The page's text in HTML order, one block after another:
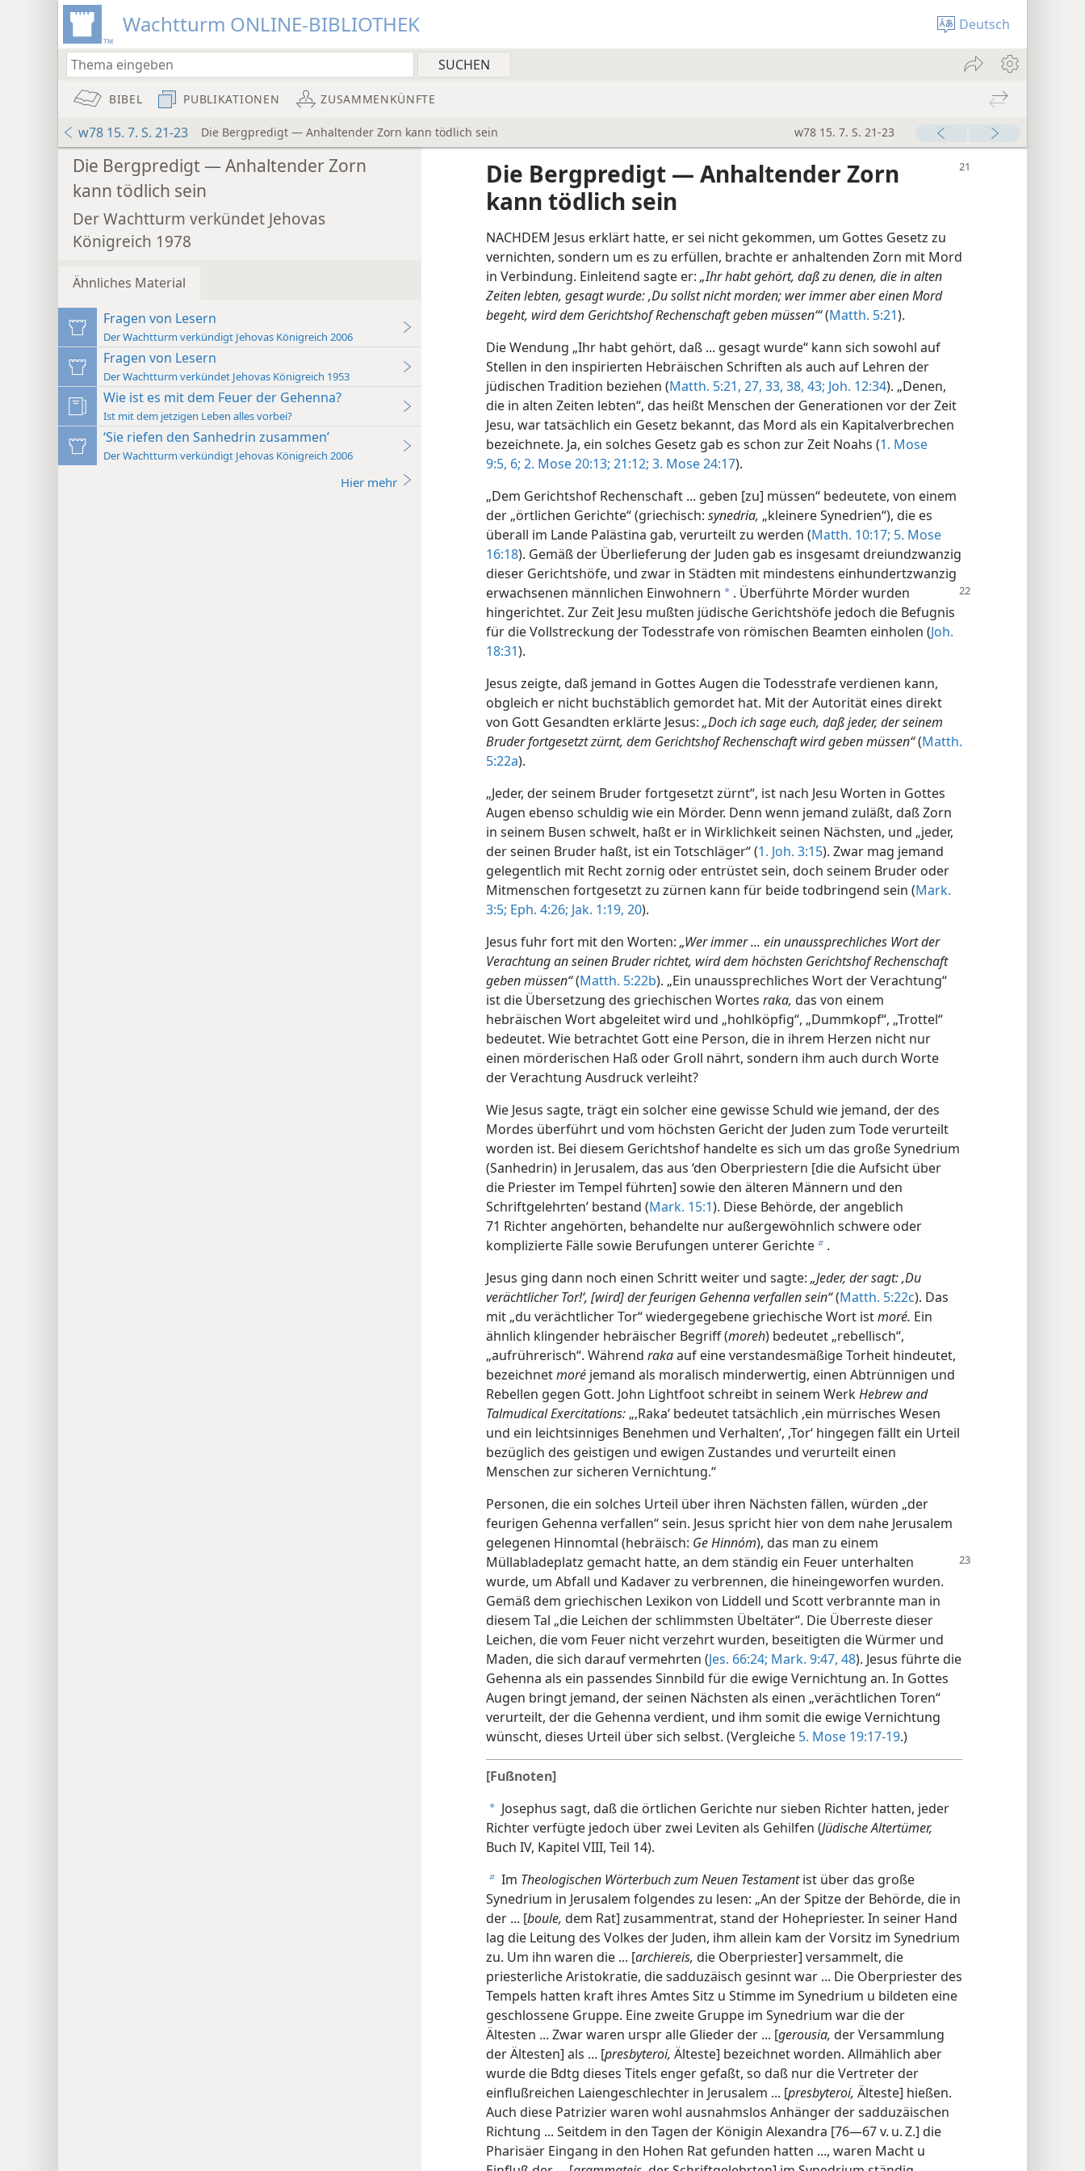
Wachtturm ONLINE-BIBLIOTHEK Deutsch
BIBEL PUBLIKATIONEN ZUSAMMENKÜNFTE
w78 15. 7. S. 21-23 Die Bergpredigt — Anhaltender Zorn kann tödlich sein w78 15. 7. S. 21-23
Die Bergpredigt — Anhaltender Zorn
kann tödlich sein
Der Wachtturm verkündet Jehovas
Königreich 1978
Ähnliches Material
Fragen von Lesern
Der Wachtturm verkündigt Jehovas Königreich 2006
Fragen von Lesern
Der Wachtturm verkündet Jehovas Königreich 1953
Wie ist es mit dem Feuer der Gehenna?
Ist mit dem jetzigen Leben alles vorbei?
‘Sie riefen den Sanhedrin zusammen’
Der Wachtturm verkündigt Jehovas Königreich 2006
Hier mehr
Die Bergpredigt — Anhaltender Zorn
kann tödlich sein
NACHDEM Jesus erklärt hatte, er sei nicht gekommen, um Gottes Gesetz zu
vernichten, sondern um es zu erfüllen, brachte er anhaltenden Zorn mit Mord
in Verbindung. Einleitend sagte er: „Ihr habt gehört, daß zu denen, die in alten
Zeiten lebten, gesagt wurde: ,Du sollst nicht morden; wer immer aber einen Mord
begeht, wird dem Gerichtshof Rechenschaft geben müssen‘“(Matth. 5:21).
Die Wendung „Ihr habt gehört, daß ... gesagt wurde“ kann sich sowohl auf
Stellen in den inspirierten Hebräischen Schriften als auch auf Lehren der
jüdischen Tradition beziehen (Matth. 5:21, 27, 33, 38, 43; Joh. 12:34). „Denen,
die in alten Zeiten lebten“, das heißt Menschen der Generationen vor der Zeit
Jesu, war tatsächlich ein Gesetz bekannt, das Mord als ein Kapitalverbrechen
bezeichnete. Ja, ein solches Gesetz gab es schon zur Zeit Noahs (1. Mose
9:5, 6; 2. Mose 20:13; 21:12; 3. Mose 24:17).
„Dem Gerichtshof Rechenschaft ... geben [zu] müssen“ bedeutete, von einem
der „örtlichen Gerichte“ (griechisch: synedria, „kleinere Synedrien“), die es
überall im Lande Palästina gab, verurteilt zu werden (Matth. 10:17; 5. Mose
16:18). Gemäß der Überlieferung der Juden gab es insgesamt dreiundzwanzig
dieser Gerichtshöfe, und zwar in Städten mit mindestens einhundertzwanzig
erwachsenen männlichen Einwohnern a . Überführte Mörder wurden
hingerichtet. Zur Zeit Jesu mußten jüdische Gerichtshöfe jedoch die Befugnis
für die Vollstreckung der Todesstrafe von römischen Beamten einholen (Joh.
18:31).
Jesus zeigte, daß jemand in Gottes Augen die Todesstrafe verdienen kann,
obgleich er nicht buchstäblich gemordet hat. Mit der Autorität eines direkt
von Gott Gesandten erklärte Jesus: „Doch ich sage euch, daß jeder, der seinem
Bruder fortgesetzt zürnt, dem Gerichtshof Rechenschaft wird geben müssen“(Matth.
5:22a).
„Jeder, der seinem Bruder fortgesetzt zürnt“, ist nach Jesu Worten in Gottes
Augen ebenso schuldig wie ein Mörder. Denn wenn jemand zuläßt, daß Zorn
in seinem Busen schwelt, haßt er in Wirklichkeit seinen Nächsten, und „jeder,
der seinen Bruder haßt, ist ein Totschläger“ (1. Joh. 3:15). Zwar mag jemand
gelegentlich mit Recht zornig oder entrüstet sein, doch seinem Bruder oder
Mitmenschen fortgesetzt zu zürnen kann für beide todbringend sein (Mark.
3:5; Eph. 4:26; Jak. 1:19, 20).
Jesus fuhr fort mit den Worten: „Wer immer ... ein unaussprechliches Wort der
Verachtung an seinen Bruder richtet, wird dem höchsten Gerichtshof Rechenschaft
geben müssen“(Matth. 5:22b). „Ein unaussprechliches Wort der Verachtung“
ist die Übersetzung des griechischen Wortes raka, das von einem
hebräischen Wort abgeleitet wird und „hohlköpfig“, „Dummkopf“, „Trottel“
bedeutet. Wie betrachtet Gott eine Person, die in ihrem Herzen nicht nur
einen mörderischen Haß oder Groll nährt, sondern ihm auch durch Worte
der Verachtung Ausdruck verleiht?
Wie Jesus sagte, trägt ein solcher eine gewisse Schuld wie jemand, der des
Mordes überführt und vom höchsten Gericht der Juden zum Tode verurteilt
worden ist. Bei diesem Gerichtshof handelte es sich um das große Synedrium
(Sanhedrin) in Jerusalem, das aus ‘den Oberpriestern [die die Aufsicht über
die Priester im Tempel führten] sowie den älteren Männern und den
Schriftgelehrten’ bestand (Mark. 15:1). Diese Behörde, der angeblich
71 Richter angehörten, behandelte nur außergewöhnlich schwere oder
komplizierte Fälle sowie Berufungen unterer Gerichteb .
Jesus ging dann noch einen Schritt weiter und sagte: „Jeder, der sagt: ,Du
verächtlicher Tor!‘, [wird] der feurigen Gehenna verfallen sein“(Matth. 5:22c). Das
mit „du verächtlicher Tor“ wiedergegebene griechische Wort istmoré. Ein
ähnlich klingender hebräischer Begriff (moreh) bedeutet „rebellisch“,
„aufrührerisch“. Während rakaauf eine verstandesmäßige Torheit hindeutet,
bezeichnetmoré jemand als moralisch minderwertig, einen Abtrünnigen und
Rebellen gegen Gott. John Lightfoot schreibt in seinem WerkHebrew and
Talmudical Exercitations: „‚Raka‘ bedeutet tatsächlich ,ein mürrisches Wesen
und ein leichtsinniges Benehmen und Verhalten‘, ,Tor‘ hingegen fällt ein Urteil
bezüglich des geistigen und ewigen Zustandes und verurteilt einen
Menschen zur sicheren Vernichtung.“
Personen, die ein solches Urteil über ihren Nächsten fällen, würden „der
feurigen Gehenna verfallen“ sein. Jesus spricht hier von dem nahe Jerusalem
gelegenen Hinnomtal (hebräisch: Ge Hinnóm), das man zu einem
Müllabladeplatz gemacht hatte, an dem ständig ein Feuer unterhalten
wurde, um Abfall und Kadaver zu verbrennen, die hineingeworfen wurden.
Gemäß dem griechischen Lexikon von Liddell und Scott verbrannte man in
diesem Tal „die Leichen der schlimmsten Übeltäter“. Die Überreste dieser
Leichen, die vom Feuer nicht verzehrt wurden, beseitigten die Würmer und
Maden, die sich darauf vermehrten (Jes. 66:24; Mark. 9:47, 48). Jesus führte die
Gehenna als ein passendes Sinnbild für die ewige Vernichtung an. In Gottes
Augen bringt jemand, der seinen Nächsten als einen „verächtlichen Toren“
verurteilt, der die Gehenna verdient, und ihm somit die ewige Vernichtung
wünscht, dieses Urteil über sich selbst. (Vergleiche 5. Mose 19:17-19.)
[Fußnoten]
a Josephus sagt, daß die örtlichen Gerichte nur sieben Richter hatten, jeder
Richter verfügte jedoch über zwei Leviten als Gehilfen (Jüdische Altertümer,
Buch IV, Kapitel VIII, Teil 14).
b Im Theologischen Wörterbuch zum Neuen Testamentist über das große
Synedrium in Jerusalem folgendes zu lesen: „An der Spitze der Behörde, die in
der ... [boule, dem Rat] zusammentrat, stand der Hohepriester. In seiner Hand
lag die Leitung des Volkes der Juden, ihm allein kam der Vorsitz im Synedrium
zu. Um ihn waren die ... [archiereis, die Oberpriester] versammelt, die
priesterliche Aristokratie, die sadduzäisch gesinnt war ... Die Oberpriester des
Tempels hatten kraft ihres Amtes Sitz u Stimme im Synedrium u bildeten eine
geschlossene Gruppe. Eine zweite Gruppe im Synedrium war die der
Ältesten ... Zwar waren urspr alle Glieder der ... [gerousia, der Versammlung
der Ältesten] als ... [presbyteroi, Älteste] bezeichnet worden. Allmählich aber
wurde die Bdtg dieses Titels enger gefaßt, so daß nur die Vertreter der
einflußreichen Laiengeschlechter in Jerusalem ... [presbyteroi, Älteste] hießen.
Auch diese Patrizier waren wohl ausnahmslos Anhänger der sadduzäischen
Richtung ... Seitdem in den Tagen der Königin Alexandra [76—67 v. u. Z.] die
Pharisäer Eingang in den Hohen Rat gefunden hatten ..., waren Macht u